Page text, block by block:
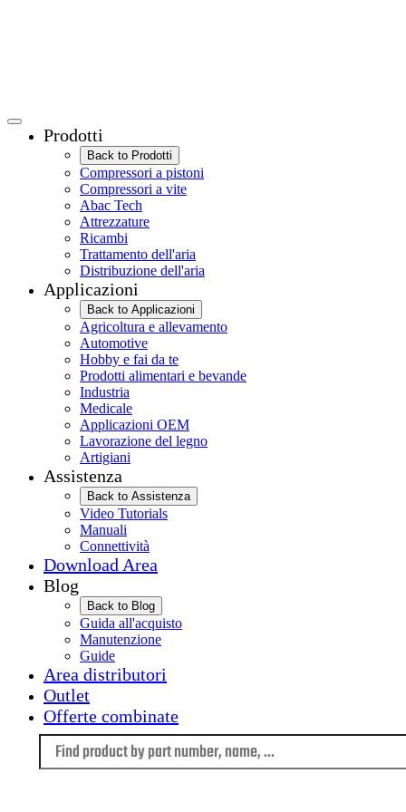
Prodotti
Back to Prodotti
Compressori a pistoni
Compressori a vite
Abac Tech
Attrezzature
Ricambi
Trattamento dell'aria
Distribuzione dell'aria
Applicazioni
Back to Applicazioni
Agricoltura e allevamento
Automotive
Hobby e fai da te
Prodotti alimentari e bevande
Industria
Medicale
Applicazioni OEM
Lavorazione del legno
Artigiani
Assistenza
Back to Assistenza
Video Tutorials
Manuali
Connettività
Download Area
Blog
Back to Blog
Guida all'acquisto
Manutenzione
Guide
Area distributori
Outlet
Offerte combinate